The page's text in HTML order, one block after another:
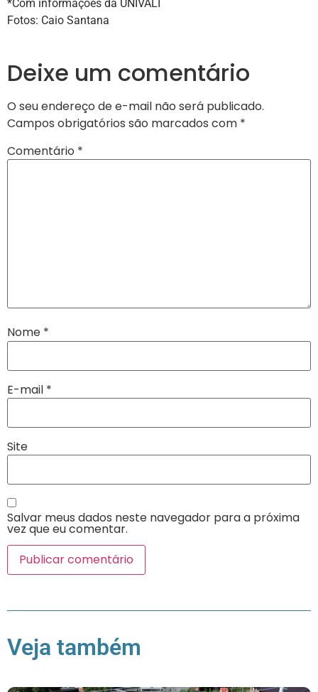
*Com informações da UNIVALI
Fotos: Caio Santana
Deixe um comentário
O seu endereço de e-mail não será publicado.
Campos obrigatórios são marcados com *
Comentário *
Nome *
E-mail *
Site
Salvar meus dados neste navegador para a próxima
vez que eu comentar.
Veja também